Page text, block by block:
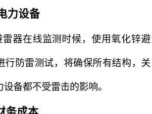
力设备
雷器在线监测时候，使用氧化锌避
行防雷测试，将确保所有结构，关
备都不受雷击的影响。